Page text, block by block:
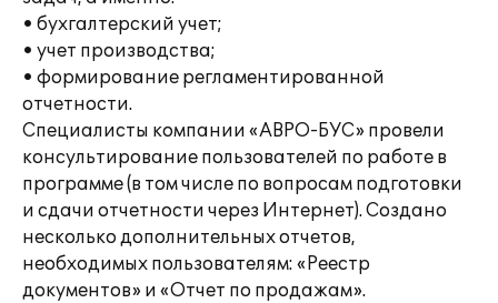
• бухгалтерский учет;
• учет производства;
• формирование регламентированной
отчетности.
Специалисты компании «АВРО-БУС» провели
консультирование пользователей по работе в
программе (в том числе по вопросам подготовки
и сдачи отчетности через Интернет). Создано
несколько дополнительных отчетов,
необходимых пользователям: «Реестр
документов» и «Отчет по продажам».